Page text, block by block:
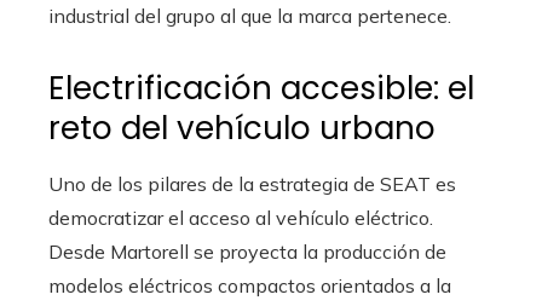
industrial del grupo al que la marca pertenece.
Electrificación accesible: el
reto del vehículo urbano
Uno de los pilares de la estrategia de SEAT es
democratizar el acceso al vehículo eléctrico.
Desde Martorell se proyecta la producción de
modelos eléctricos compactos orientados a la